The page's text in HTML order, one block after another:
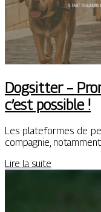
Dogsitter –
c’est possible !
Les plateformes de
compagnie, notamment
Lire la suite